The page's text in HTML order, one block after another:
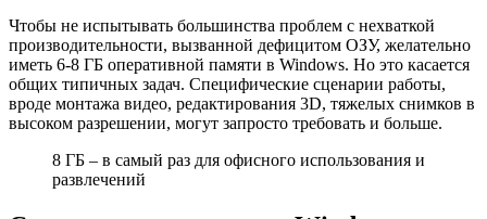
Чтобы не испытывать большинства проблем с нехваткой
производительности, вызванной дефицитом ОЗУ, желательно
иметь 6-8 ГБ оперативной памяти в Windows. Но это касается
общих типичных задач. Специфические сценарии работы,
вроде монтажа видео, редактирования 3D, тяжелых снимков в
высоком разрешении, могут запросто требовать и больше.
8 ГБ – в самый раз для офисного использования и
развлечений